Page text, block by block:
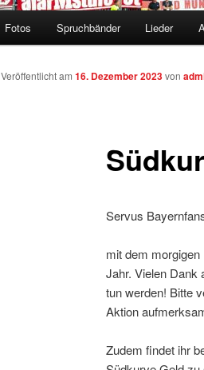
Fotos Spruchbänder Lieder
Veröffentlicht am 16. Dezember 2023von
Servus
mit dem
Jahr. Vielen Dank
tun werden! Bitte
Aktion
Zudem findet ihr